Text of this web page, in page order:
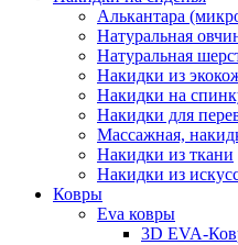
Алькантара
Натуральная
Натуральная
Накидки из
Накидки на
Накидки для
Массажная,
Накидки из ткани
Накидки из
Ковры
Eva ковры
3D EVA-